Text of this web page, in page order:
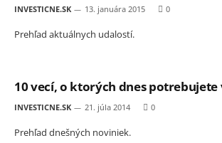
INVESTICNE.SK 13. januára 2015 0
Prehľad aktuálnych udalostí.
10 vecí, o ktorých dnes potrebujete
INVESTICNE.SK 21. júla 2014 0
Prehľad dnešných noviniek.